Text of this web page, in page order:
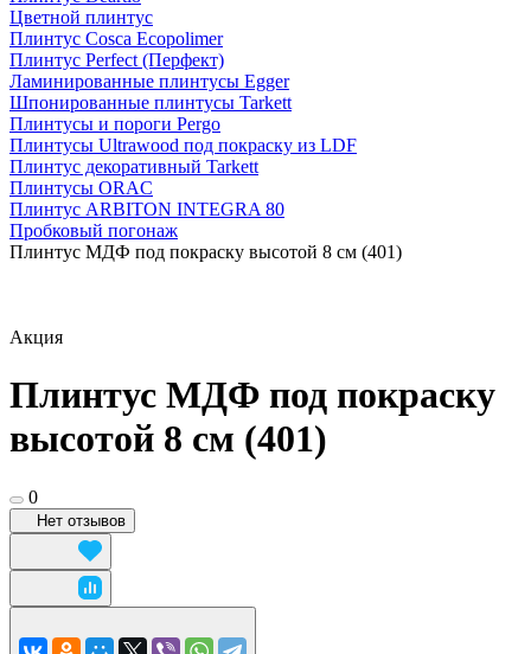
Цветной плинтус
Плинтус Cosca Ecopolimer
Плинтус Perfect (Перфект)
Ламинированные плинтусы Egger
Шпонированные плинтусы Tarkett
Плинтусы и пороги Pergo
Плинтусы Ultrawood под покраску из LDF
Плинтус декоративный Tarkett
Плинтусы ORAC
Плинтус ARBITON INTEGRA 80
Пробковый погонаж
Плинтус МДФ под покраску высотой 8 см (401)
Акция
Плинтус МДФ под покраску
высотой 8 см (401)
0
Нет отзывов